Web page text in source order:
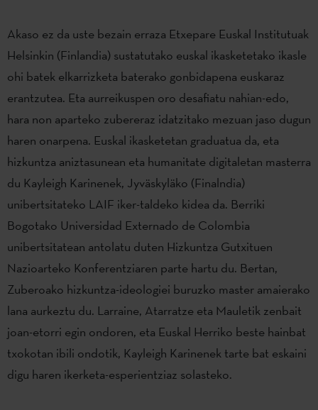
Akaso ez da uste bezain erraza Etxepare Euskal Institutuak
Helsinkin (Finlandia) sustatutako euskal ikasketetako ikasle
ohi batek elkarrizketa baterako gonbidapena euskaraz
erantzutea. Eta aurreikuspen oro desafiatu nahian-edo,
hara non aparteko zubereraz idatzitako mezuan jaso dugun
haren onarpena. Euskal ikasketetan graduatua da, eta
hizkuntza aniztasunean eta humanitate digitaletan masterra
du Kayleigh Karinenek, Jyväskyläko (Finalndia)
unibertsitateko LAIF iker-taldeko kidea da. Berriki
Bogotako Universidad Externado de Colombia
unibertsitatean antolatu duten Hizkuntza Gutxituen
Nazioarteko Konferentziaren parte hartu du. Bertan,
Zuberoako hizkuntza-ideologiei buruzko master amaierako
lana aurkeztu du. Larraine, Atarratze eta Mauletik zenbait
joan-etorri egin ondoren, eta Euskal Herriko beste hainbat
txokotan ibili ondotik, Kayleigh Karinenek tarte bat eskaini
digu haren ikerketa-esperientziaz solasteko.